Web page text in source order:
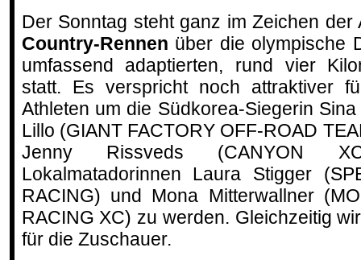
Der Sonntag steht ganz im Zeichen
Country-Rennen über die olympische
umfassend adaptierten, rund vier
statt. Es verspricht noch attraktiver
Athleten um die Südkorea-Siegerin
Lillo (GIANT FACTORY OFF-ROAD
Jenny Rissveds (CANYON
Lokalmatadorinnen Laura Stigger
RACING) und Mona Mitterwallner
RACING XC) zu werden. Gleichzeitig
für die Zuschauer.